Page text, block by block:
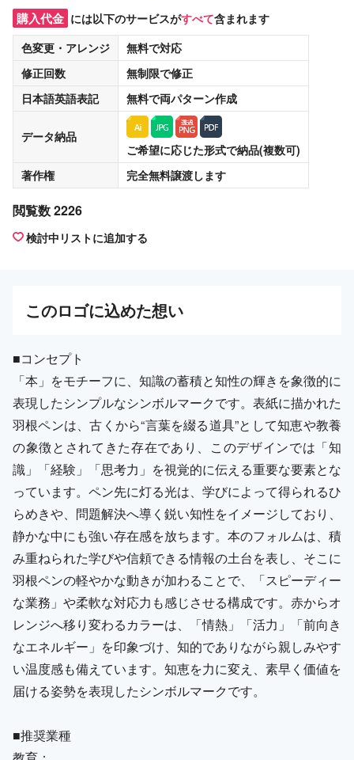
購入代金 には以下のサービスがすべて含まれます
色変更・アレンジ
無料で対応
修正回数
無制限で修正
日本語英語表記
無料で両パターン作成
データ納品
ご希望に応じた形式で納品(複数可)
著作権
完全無料譲渡します
閲覧数 2226
検討中リストに追加する
このロゴに込めた想い
■コンセプト
「本」をモチーフに、知識の蓄積と知性の輝きを象徴的に
表現したシンプルなシンボルマークです。表紙に描かれた
羽根ペンは、古くから“言葉を綴る道具”として知恵や教養
の象徴とされてきた存在であり、このデザインでは「知
識」「経験」「思考力」を視覚的に伝える重要な要素とな
っています。ペン先に灯る光は、学びによって得られるひ
らめきや、問題解決へ導く鋭い知性をイメージしており、
静かな中にも強い存在感を放ちます。本のフォルムは、積
み重ねられた学びや信頼できる情報の土台を表し、そこに
羽根ペンの軽やかな動きが加わることで、「スピーディー
な業務」や柔軟な対応力も感じさせる構成です。赤からオ
レンジへ移り変わるカラーは、「情熱」「活力」「前向き
なエネルギー」を印象づけ、知的でありながら親しみやす
い温度感も備えています。知恵を力に変え、素早く価値を
届ける姿勢を表現したシンボルマークです。
■推奨業種